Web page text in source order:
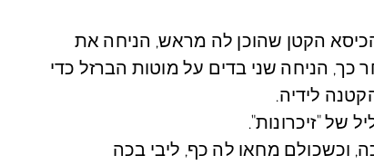
הקטן שהוכן לה מראש, הניחה את
כך, הניחה שני בדים על מוטות הברזל כדי
לידיה.
של "זיכרונות".
וכשכולם מחאו לה כף, ליבי בכה